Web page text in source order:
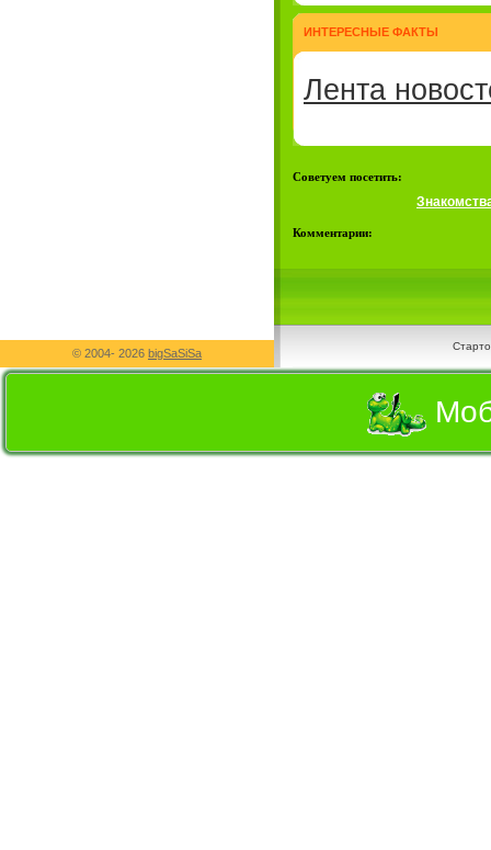
ИНТЕРЕСНЫЕ ФАКТЫ
Лента
Советуем посетить:
Комментарии:
© 2004- 2026 bigSaSiSa